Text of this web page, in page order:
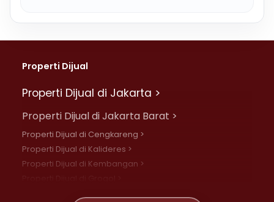
Properti Dijual
Properti Dijual di Jakarta >
Properti Dijual di Jakarta Barat >
Properti Dijual di Cengkareng >
Properti Dijual di Kalideres >
Properti Dijual di Kembangan >